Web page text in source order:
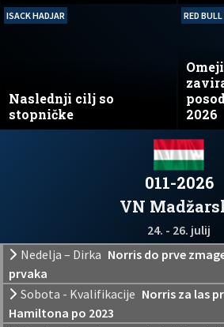
ISACK HADJAR
Naslednji cilj so
stopničke
RED
2026
011-2026
VN
24. - 26. julij
Nedelja – Dirka Norris do prve
prvaka
Sobota - Kvalifikacije Norris za las
Hamiltona po 2023